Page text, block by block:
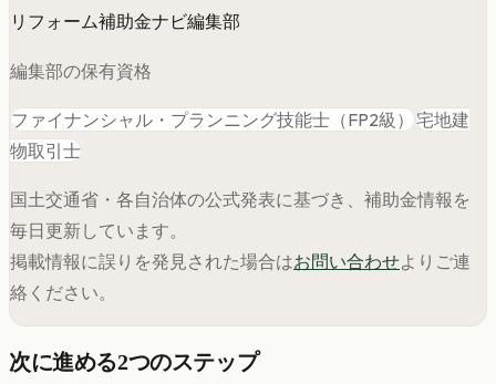
リフォーム補助金ナビ編集部
編集部の保有資格
ファイナンシャル・プランニング技能士（FP2級）宅地建
物取引士
国土交通省・各自治体の公式発表に基づき、補助金情報を
毎日更新しています。
掲載情報に誤りを発見された場合はお問い合わせよりご連
絡ください。
次に進める2つのステップ